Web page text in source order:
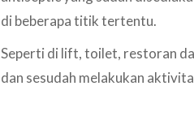
di beberapa titik tertentu.
Seperti di lift, toilet, restoran
dan sesudah melakukan